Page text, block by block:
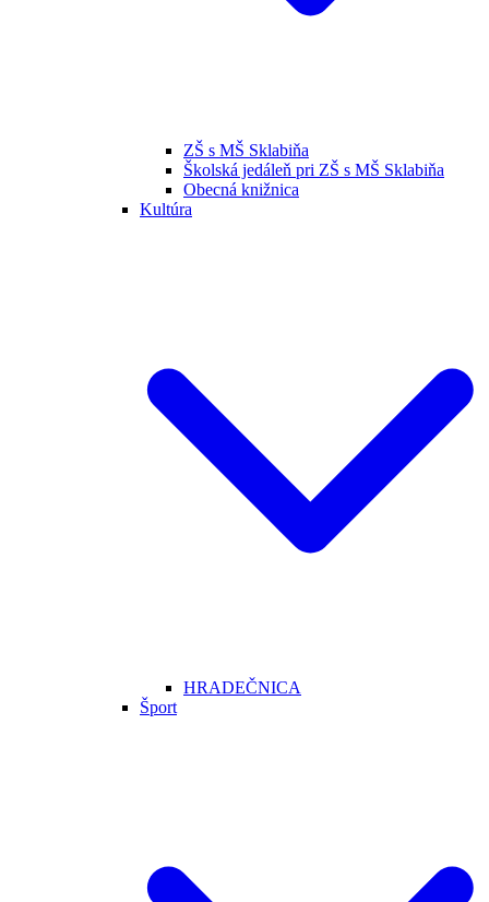
ZŠ s MŠ Sklabiňa
Školská jedáleň pri ZŠ s MŠ Sklabiňa
Obecná knižnica
Kultúra
HRADEČNICA
Šport